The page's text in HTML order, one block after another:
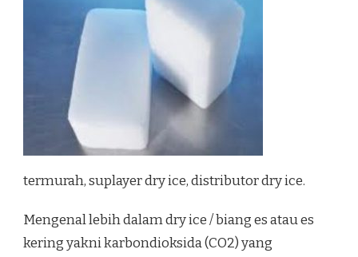
termurah, suplayer dry ice, distributor dry ice.
Mengenal lebih dalam dry ice / biang es atau es
kering yakni karbondioksida (CO2) yang